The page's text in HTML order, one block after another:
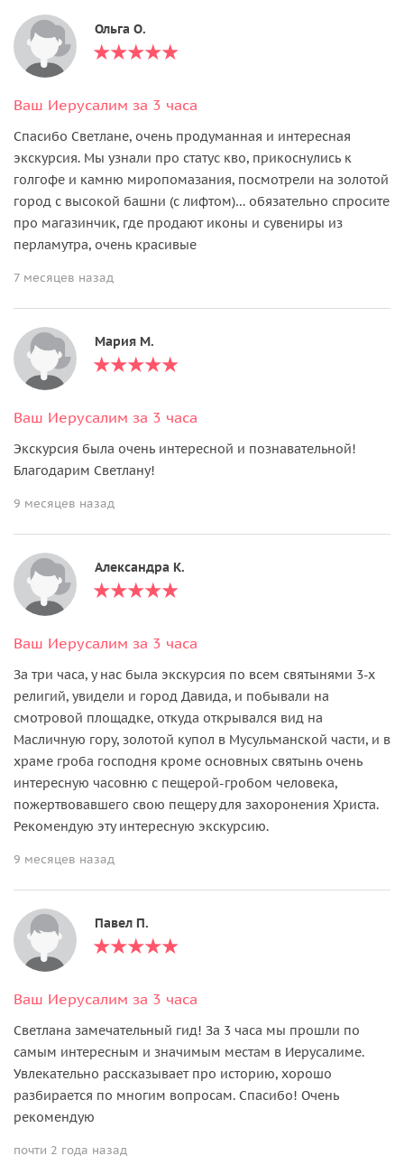
Ольга О.
Ваш Иерусалим за 3 часа
Спасибо Светлане, очень продуманная и интересная
экскурсия. Мы узнали про статус кво, прикоснулись к
голгофе и камню миропомазания, посмотрели на золотой
город с высокой башни (с лифтом)… обязательно спросите
про магазинчик, где продают иконы и сувениры из
перламутра, очень красивые
7 месяцев назад
Мария М.
Ваш Иерусалим за 3 часа
Экскурсия была очень интересной и познавательной!
Благодарим Светлану!
9 месяцев назад
Александра К.
Ваш Иерусалим за 3 часа
За три часа, у нас была экскурсия по всем святынями 3-х
религий, увидели и город Давида, и побывали на
смотровой площадке, откуда открывался вид на
Масличную гору, золотой купол в Мусульманской части, и в
храме гроба господня кроме основных святынь очень
интересную часовню с пещерой-гробом человека,
пожертвовавшего свою пещеру для захоронения Христа.
Рекомендую эту интересную экскурсию.
9 месяцев назад
Павел П.
Ваш Иерусалим за 3 часа
Светлана замечательный гид! За 3 часа мы прошли по
самым интересным и значимым местам в Иерусалиме.
Увлекательно рассказывает про историю, хорошо
разбирается по многим вопросам. Спасибо! Очень
рекомендую
почти 2 года назад